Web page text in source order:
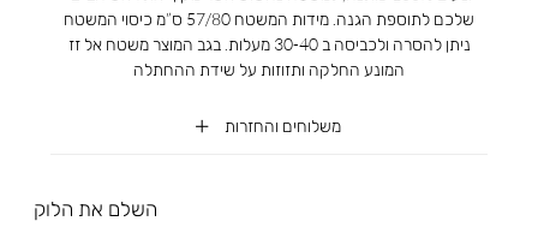
משלוחים והחזרות
שלכם לתוספת הגנה. מידות המשטח 57/80 ס”מ כיסוי המשטח
ניתן להסרה ולכביסה ב 30-40 מעלות. בגב המוצר משטח אל זז
המונע החלקה ותזוזות על שידת ההחתלה
השלם את הלוק